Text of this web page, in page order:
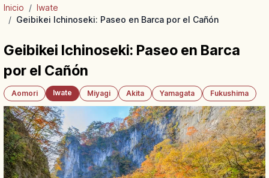
Inicio / Iwate
/ Geibikei Ichinoseki: Paseo en Barca por el Cañón
Geibikei Ichinoseki: Paseo en Barca
por el Cañón
Aomori Iwate Miyagi Akita Yamagata Fukushima